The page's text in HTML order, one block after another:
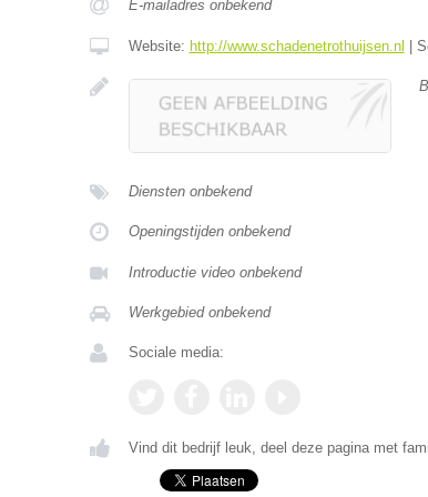
E-mailadres onbekend
Website: http://www.schadenetrothuijsen.nl
Diensten onbekend
Openingstijden onbekend
Introductie video onbekend
Werkgebied onbekend
Sociale media:
Vind dit bedrijf leuk, deel deze pagina met